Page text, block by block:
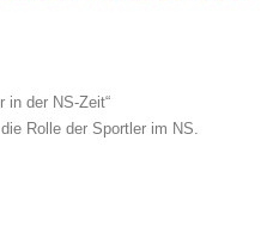
in der NS-Zeit“
Rolle der Sportler im NS.